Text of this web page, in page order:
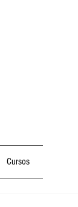
Cursos